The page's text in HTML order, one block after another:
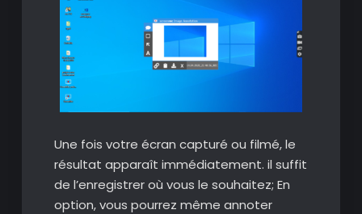
Une fois votre écran capturé ou filmé, le
résultat apparaît immédiatement. il suffit
de l’enregistrer où vous le souhaitez; En
option, vous pourrez même annoter